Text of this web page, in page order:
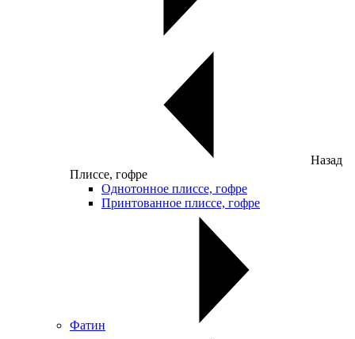
Назад
Плиссе, гофре
Однотонное плиссе, гофре
Принтованное плиссе, гофре
Фатин